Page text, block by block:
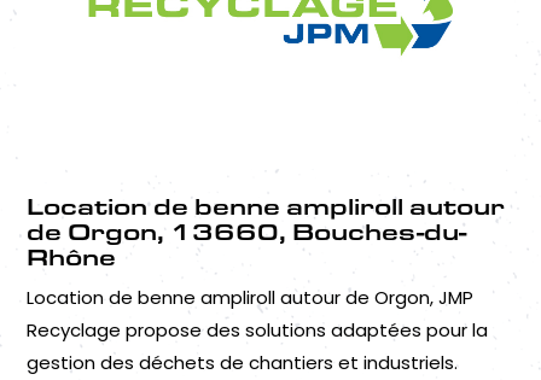
Location de benne ampliroll autour
de Orgon, 13660, Bouches-du-
Rhône
Location de benne ampliroll autour de Orgon, JMP
Recyclage propose des solutions adaptées pour la
gestion des déchets de chantiers et industriels.